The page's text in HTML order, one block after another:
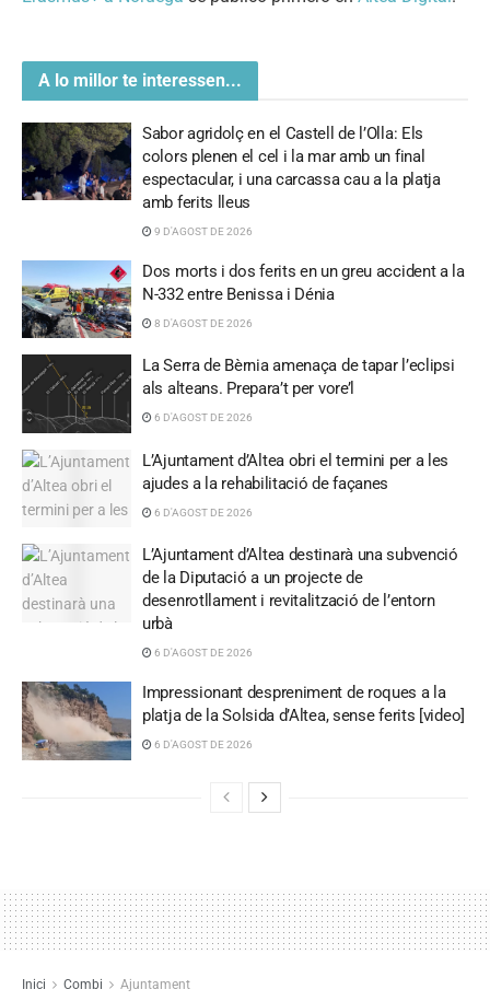
A lo millor te interessen...
Sabor agridolç en el Castell de l’Olla: Els
colors plenen el cel i la mar amb un final
espectacular, i una carcassa cau a la platja
amb ferits lleus
9 D'AGOST DE 2026
Dos morts i dos ferits en un greu accident a la
N-332 entre Benissa i Dénia
8 D'AGOST DE 2026
La Serra de Bèrnia amenaça de tapar l’eclipsi
als alteans. Prepara’t per vore’l
6 D'AGOST DE 2026
L’Ajuntament d’Altea obri el termini per a les
ajudes a la rehabilitació de façanes
6 D'AGOST DE 2026
L’Ajuntament d’Altea destinarà una subvenció
de la Diputació a un projecte de
desenrotllament i revitalització de l’entorn
urbà
6 D'AGOST DE 2026
Impressionant despreniment de roques a la
platja de la Solsida d’Altea, sense ferits [video]
6 D'AGOST DE 2026
Inici Combi Ajuntament